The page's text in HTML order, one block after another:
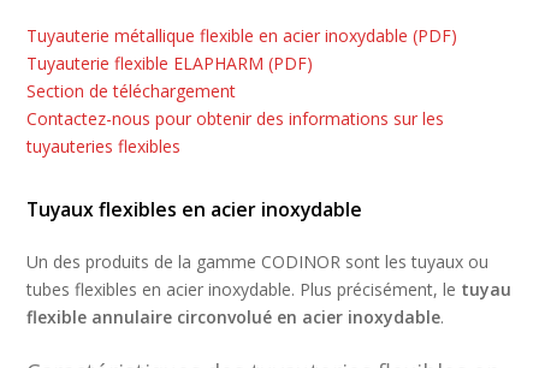
Tuyauterie métallique flexible en acier inoxydable (PDF)
Tuyauterie flexible ELAPHARM (PDF)
Section de téléchargement
Contactez-nous pour obtenir des informations sur les
tuyauteries flexibles
Tuyaux flexibles en acier inoxydable
Un des produits de la gamme CODINOR sont les tuyaux ou
tubes flexibles en acier inoxydable. Plus précisément, le tuyau
flexible annulaire circonvolué en acier inoxydable.